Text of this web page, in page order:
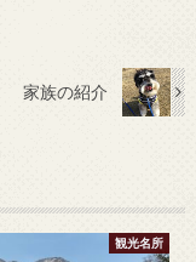
家族の紹介
観光名所